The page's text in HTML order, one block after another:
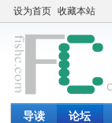
设为首页 收藏本站
导读 论坛